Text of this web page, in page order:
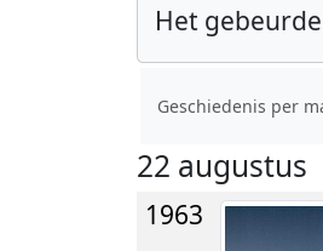
Het
Geschiedenis per
22 augustus
1963